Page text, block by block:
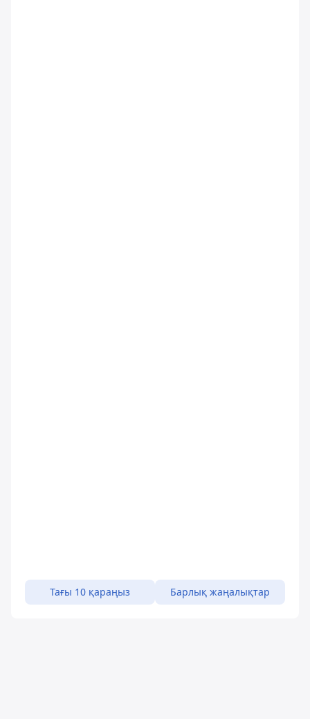
Тағы 10 қараңыз Барлық жаңалықтар